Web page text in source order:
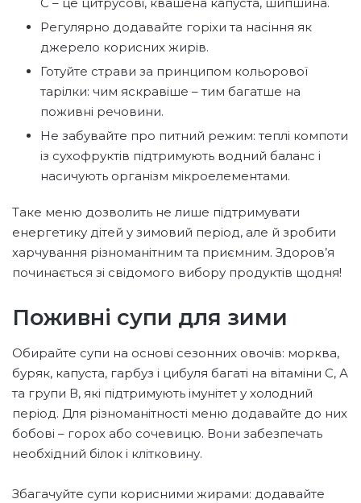
Регулярно додавайте горіхи та насіння як
джерело корисних жирів.
Готуйте страви за принципом кольорової
тарілки: чим яскравіше – тим багатше на
поживні речовини.
Не забувайте про питний режим: теплі компоти
із сухофруктів підтримують водний баланс і
насичують організм мікроелементами.
Таке меню дозволить не лише підтримувати
енергетику дітей у зимовий період, але й зробити
харчування різноманітним та приємним. Здоров’я
починається зі свідомого вибору продуктів щодня!
Поживні супи для зими
Обирайте супи на основі сезонних овочів: морква,
буряк, капуста, гарбуз і цибуля багаті на вітаміни С, А
та групи В, які підтримують імунітет у холодний
період. Для різноманітності меню додавайте до них
бобові – горох або сочевицю. Вони забезпечать
необхідний білок і клітковину.
Збагачуйте супи корисними жирами: додавайте